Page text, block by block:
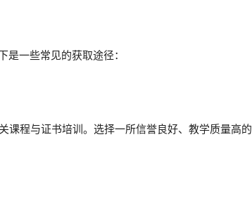
一些常见的获取途径：
课程与证书培训。选择一所信誉良好、教学质量高的